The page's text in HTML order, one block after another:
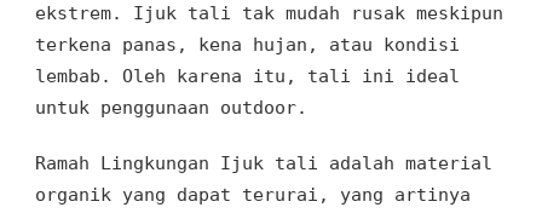
ekstrem. Ijuk tali tak mudah rusak meskipun
terkena panas , kena hujan, atau kondisi
lembab . Oleh karena itu, tali ini ideal
untuk penggunaan outdoor.
Ramah Lingkungan Ijuk tali adalah material
organik yang dapat terurai , yang artinya